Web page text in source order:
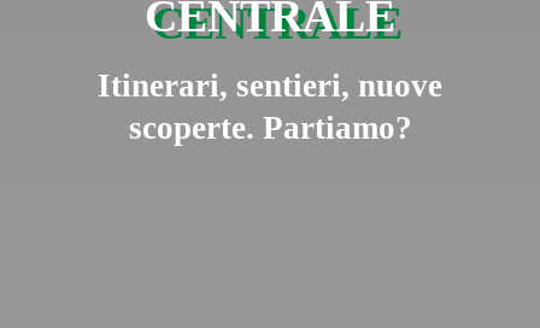
CENTRALE
Itinerari, sentieri, nuove
scoperte. Partiamo?